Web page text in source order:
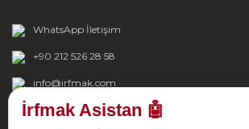
WhatsApp İletişim
+90 212 526 28 58
info@irfmak.com
İrfmak Asistan 🤖